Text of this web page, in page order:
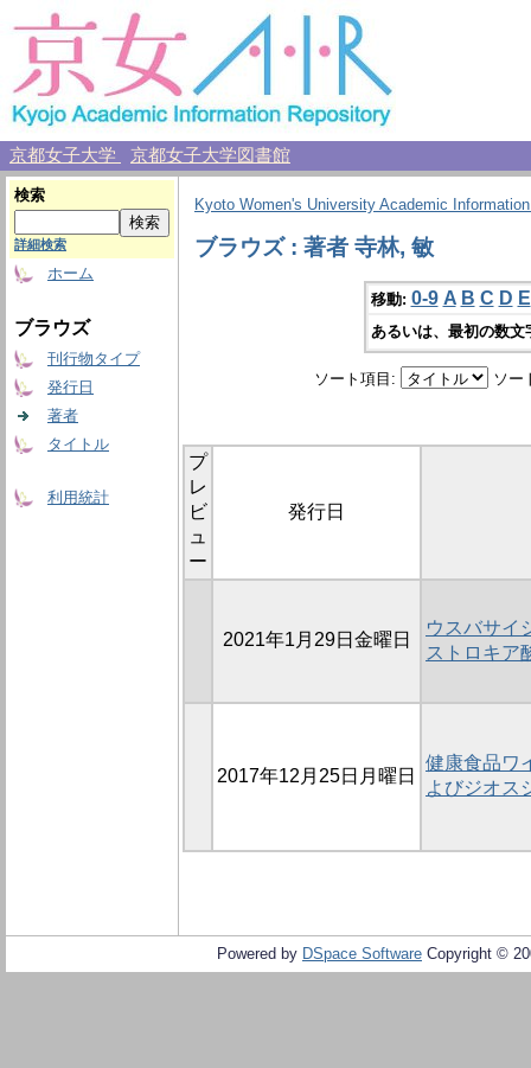
京都女子大学 京都女子大学図書館
検索
詳細検索
ホーム
ブラウズ
刊行物タイプ
発行日
著者
タイトル
利用統計
Kyoto Women's University Academic
ブラウズ : 著者 寺林, 敏
移動: 0-9 A B C D E
あるいは、最初の数
ソート項目: ソー
プ
レ
ビ
ュ
ー
発行日
2021年1月29日金曜日
ウスバサイ
ストロキア
2017年12月25日月曜日
健康食品ワ
よびジオス
Powered by DSpace Software Copyright ©